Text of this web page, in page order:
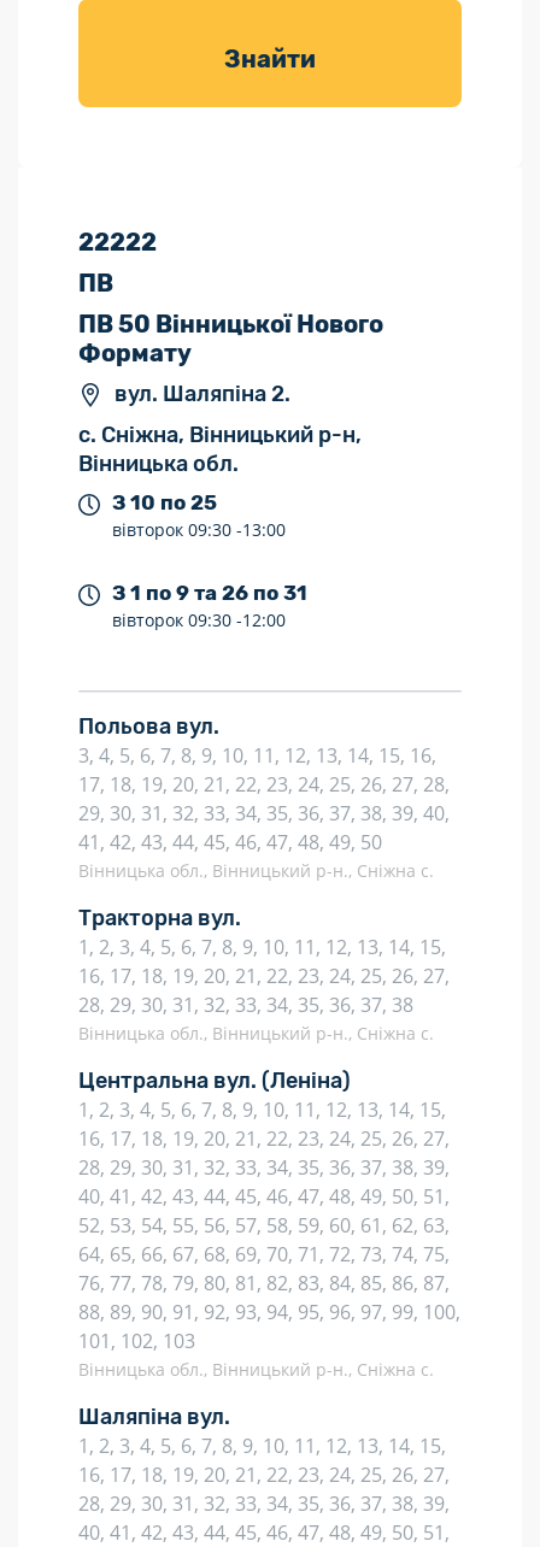
товарів для
Знайти
22222
ПВ
ПВ 50 Вінницької Нового
Формату
вул. Шаляпіна 2.
с. Сніжна, Вінницький р-н,
Вінницька обл.
З 10 по 25
вівторок 09:30 -13:00
З 1 по 9 та 26 по 31
вівторок 09:30 -12:00
Польова вул.
3, 4, 5, 6, 7, 8, 9, 10, 11, 12, 13, 14, 15, 16,
17, 18, 19, 20, 21, 22, 23, 24, 25, 26, 27, 28,
29, 30, 31, 32, 33, 34, 35, 36, 37, 38, 39, 40,
41, 42, 43, 44, 45, 46, 47, 48, 49, 50
Вінницька обл., Вінницький р-н., Сніжна с.
Тракторна вул.
1, 2, 3, 4, 5, 6, 7, 8, 9, 10, 11, 12, 13, 14, 15,
16, 17, 18, 19, 20, 21, 22, 23, 24, 25, 26, 27,
28, 29, 30, 31, 32, 33, 34, 35, 36, 37, 38
Вінницька обл., Вінницький р-н., Сніжна с.
Центральна вул. (Леніна)
1, 2, 3, 4, 5, 6, 7, 8, 9, 10, 11, 12, 13, 14, 15,
16, 17, 18, 19, 20, 21, 22, 23, 24, 25, 26, 27,
28, 29, 30, 31, 32, 33, 34, 35, 36, 37, 38, 39,
40, 41, 42, 43, 44, 45, 46, 47, 48, 49, 50, 51,
52, 53, 54, 55, 56, 57, 58, 59, 60, 61, 62, 63,
64, 65, 66, 67, 68, 69, 70, 71, 72, 73, 74, 75,
76, 77, 78, 79, 80, 81, 82, 83, 84, 85, 86, 87,
88, 89, 90, 91, 92, 93, 94, 95, 96, 97, 99, 100,
101, 102, 103
Вінницька обл., Вінницький р-н., Сніжна с.
Шаляпіна вул.
1, 2, 3, 4, 5, 6, 7, 8, 9, 10, 11, 12, 13, 14, 15,
16, 17, 18, 19, 20, 21, 22, 23, 24, 25, 26, 27,
28, 29, 30, 31, 32, 33, 34, 35, 36, 37, 38, 39,
40, 41, 42, 43, 44, 45, 46, 47, 48, 49, 50, 51,